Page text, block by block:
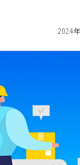
2024